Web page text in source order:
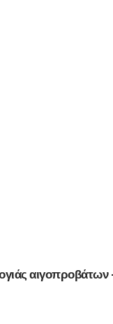
αιγοπροβάτων